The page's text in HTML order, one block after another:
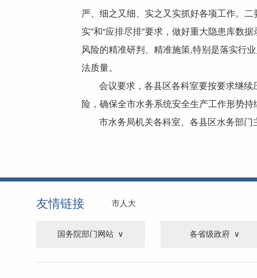
严、细之又细、实之又实抓好各项工作。 二
实”和“应排尽排”要求，做好重大隐患库数
风险的精准研判、精准施策,特别是落实行
法质量。
会议要求 ， 各县区各科室要按要求继续
险 ，确保全市水务系统安全生产工作形势持
市水务局机关各科室、各县区水务部门
友情链接 市人大
国务院部门网站 各省级政府